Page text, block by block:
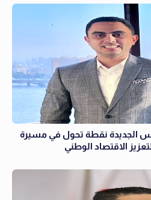
الجديدة نقطة تحول في مسيرة
الاقتصاد الوطني